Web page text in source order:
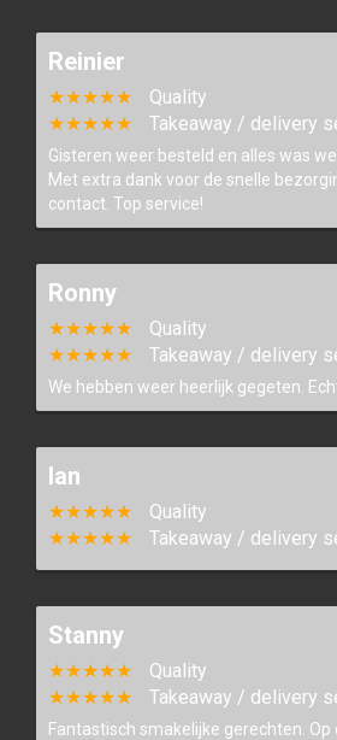
Reinier
★★★★★
Quality
★★★★★
Takeaway / delivery
Gisteren weer besteld en alles was
Met extra dank voor de snelle
contact. Top service!
Ronny
★★★★★
Quality
★★★★★
Takeaway / delivery
We hebben weer heerlijk gegeten.
Ian
★★★★★
Quality
★★★★★
Takeaway / delivery
Stanny
★★★★★
Quality
★★★★★
Takeaway / delivery
Fantastisch smakelijke gerechten.